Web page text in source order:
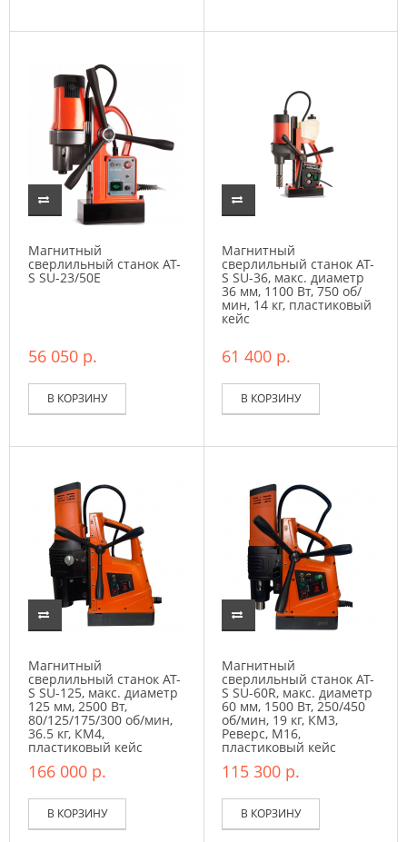
Магнитный
сверлильный станок AT-
S SU-23/50E
56 050 р.
В КОРЗИНУ
Магнитный
сверлильный станок AT-
S SU-36, макс. диаметр
36 мм, 1100 Вт, 750 об/
мин, 14 кг, пластиковый
кейс
61 400 р.
В КОРЗИНУ
Магнитный
сверлильный станок AT-
S SU-125, макс. диаметр
125 мм, 2500 Вт,
80/125/175/300 об/мин,
36.5 кг, КМ4,
пластиковый кейс
166 000 р.
В КОРЗИНУ
Магнитный
сверлильный станок AT-
S SU-60R, макс. диаметр
60 мм, 1500 Вт, 250/450
об/мин, 19 кг, КМ3,
Реверс, М16,
пластиковый кейс
115 300 р.
В КОРЗИНУ